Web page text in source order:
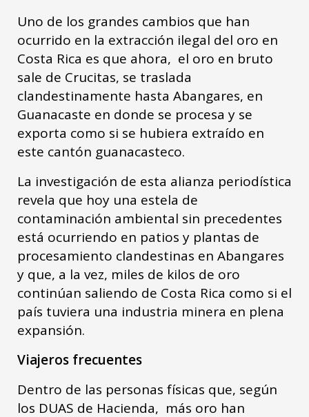
Uno de los grandes cambios que han
ocurrido en la extracción ilegal del oro en
Costa Rica es que ahora, el oro en bruto
sale de Crucitas, se traslada
clandestinamente hasta Abangares, en
Guanacaste en donde se procesa y se
exporta como si se hubiera extraído en
este cantón guanacasteco.
La investigación de esta alianza periodística
revela que hoy una estela de
contaminación ambiental sin precedentes
está ocurriendo en patios y plantas de
procesamiento clandestinas en Abangares
y que, a la vez, miles de kilos de oro
continúan saliendo de Costa Rica como si el
país tuviera una industria minera en plena
expansión.
Viajeros frecuentes
Dentro de las personas físicas que, según
los DUAS de Hacienda, más oro han